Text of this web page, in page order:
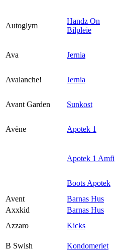
Autoglym
Handz On
Bilpleie
Ava
Jernia
Avalanche! Jernia
Avant Garden
Sunkost
Avène Apotek 1
Apotek 1 Amfi
Boots Apotek
Avent
Barnas Hus
Axxkid
Barnas Hus
Azzaro
Kicks
B Swish
Kondomeriet